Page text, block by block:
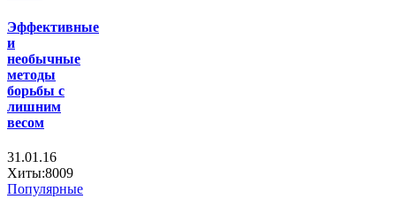
Эффективные
и
необычные
методы
борьбы с
лишним
весом
31.01.16
Хиты:8009
Популярные